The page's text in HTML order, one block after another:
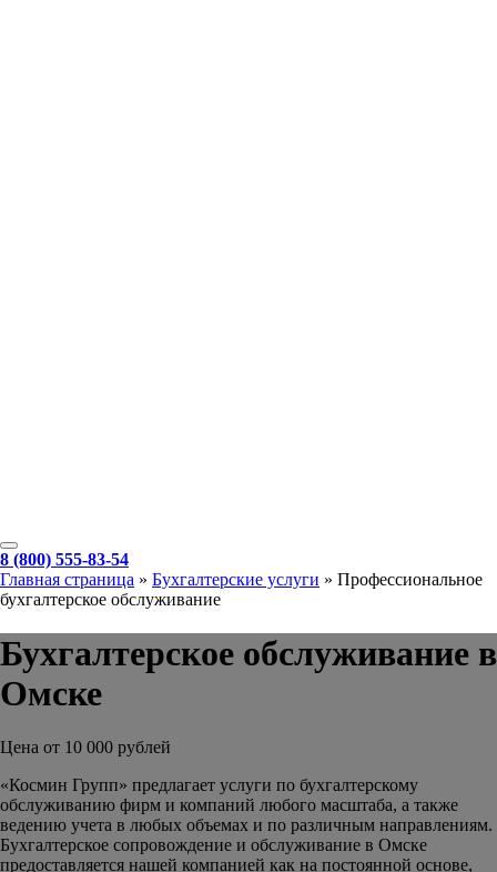
8 (800) 555-83-54
Главная страница » Бухгалтерские услуги » Профессиональное
бухгалтерское обслуживание
Бухгалтерское обслуживание в
Омске
Цена от 10 000 рублей
«Космин Групп» предлагает услуги по бухгалтерскому
обслуживанию фирм и компаний любого масштаба, а также
ведению учета в любых объемах и по различным направлениям.
Бухгалтерское сопровождение и обслуживание в Омске
предоставляется нашей компанией как на постоянной основе,